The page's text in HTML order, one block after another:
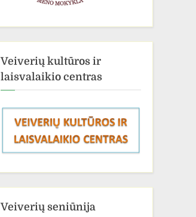
Veiverių kultūros ir
laisvalaikio centras
Veiverių seniūnija